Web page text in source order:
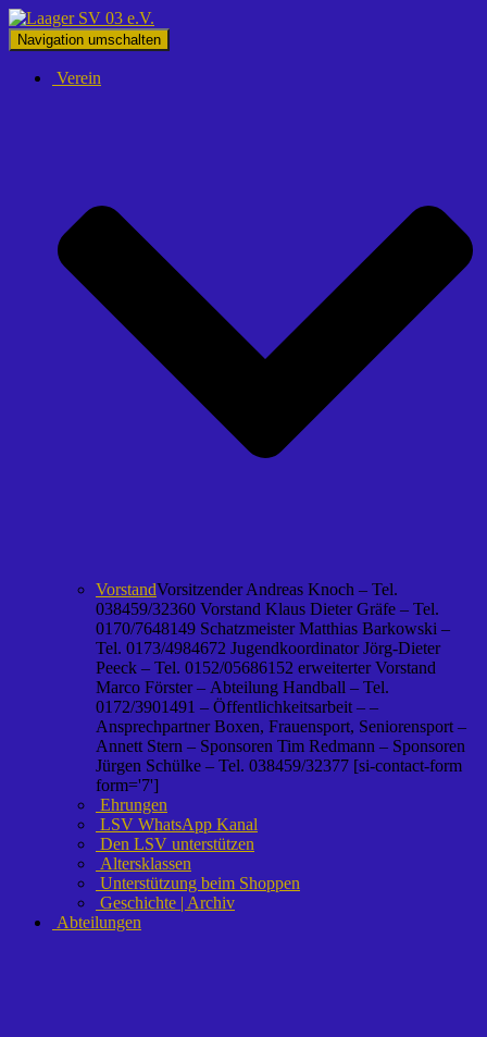
Navigation umschalten
Verein
VorstandVorsitzender Andreas Knoch – Tel.
038459/32360 Vorstand Klaus Dieter Gräfe – Tel.
0170/7648149 Schatzmeister Matthias Barkowski –
Tel. 0173/4984672 Jugendkoordinator Jörg-Dieter
Peeck – Tel. 0152/05686152 erweiterter Vorstand
Marco Förster – Abteilung Handball – Tel.
0172/3901491 – Öffentlichkeitsarbeit – –
Ansprechpartner Boxen, Frauensport, Seniorensport –
Annett Stern – Sponsoren Tim Redmann – Sponsoren
Jürgen Schülke – Tel. 038459/32377 [si-contact-form
form='7']
Ehrungen
LSV WhatsApp Kanal
Den LSV unterstützen
Altersklassen
Unterstützung beim Shoppen
Geschichte | Archiv
Abteilungen